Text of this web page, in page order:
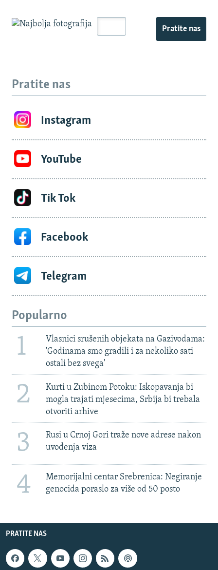
Pratite nas
Pratite nas
Instagram
YouTube
Tik Tok
Facebook
Telegram
Popularno
1
Vlasnici srušenih objekata na Gazivodama:
'Godinama smo gradili i za nekoliko sati
ostali bez svega'
2
Kurti u Zubinom Potoku: Iskopavanja bi
mogla trajati mjesecima, Srbija bi trebala
otvoriti arhive
3
Rusi u Crnoj Gori traže nove adrese nakon
uvođenja viza
4
Memorijalni centar Srebrenica: Negiranje
genocida poraslo za više od 50 posto
PRATITE NAS